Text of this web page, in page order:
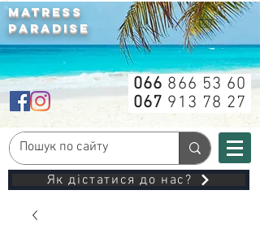
MATRESS
PARADISE
066 866 53 60
067 913 78 27
Як дістатися до нас?